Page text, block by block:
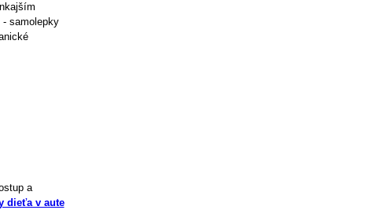
- samolepky
a
dieťa v aute